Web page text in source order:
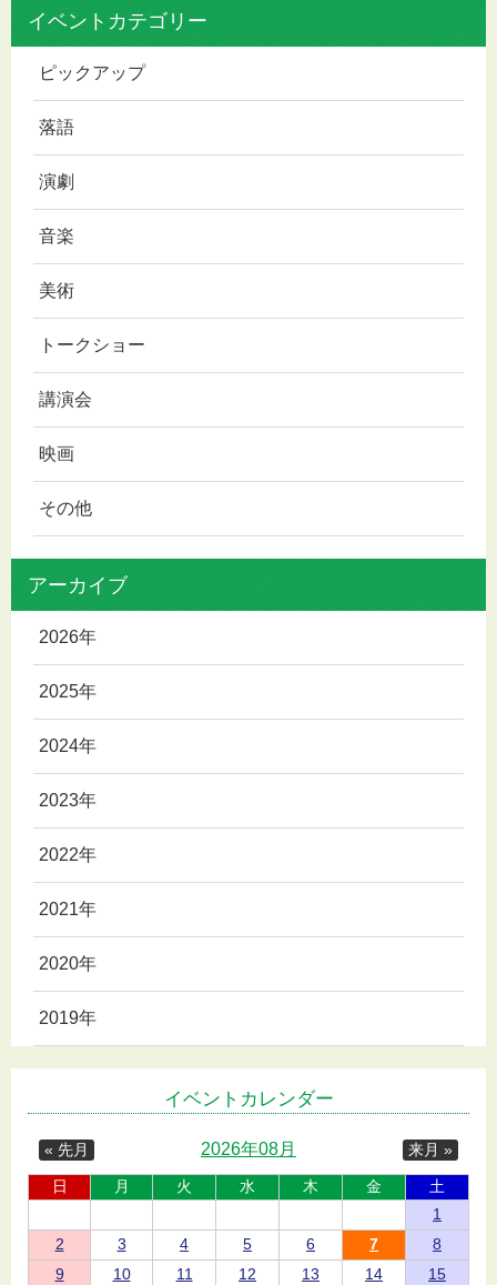
イベントカテゴリー
ピックアップ
落語
演劇
音楽
美術
トークショー
講演会
映画
その他
アーカイブ
2026年
2025年
2024年
2023年
2022年
2021年
2020年
2019年
イベントカレンダー
« 先月 来月 »
2026年08月
日 月 火 水 木 金
土
1
2
3 4 5 6 7
8
9
10 11 12 13 14
15